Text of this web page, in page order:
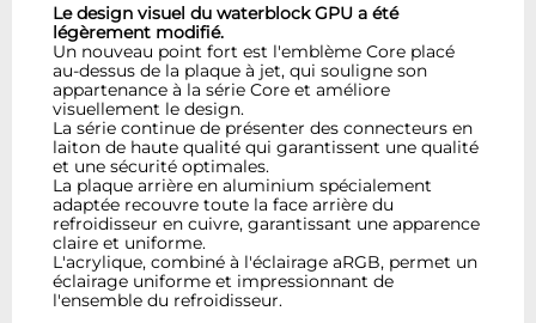
Le design visuel du waterblock GPU a été
légèrement modifié.
Un nouveau point fort est l'emblème Core placé
au-dessus de la plaque à jet, qui souligne son
appartenance à la série Core et améliore
visuellement le design.
La série continue de présenter des connecteurs en
laiton de haute qualité qui garantissent une qualité
et une sécurité optimales.
La plaque arrière en aluminium spécialement
adaptée recouvre toute la face arrière du
refroidisseur en cuivre, garantissant une apparence
claire et uniforme.
L'acrylique, combiné à l'éclairage aRGB, permet un
éclairage uniforme et impressionnant de
l'ensemble du refroidisseur.